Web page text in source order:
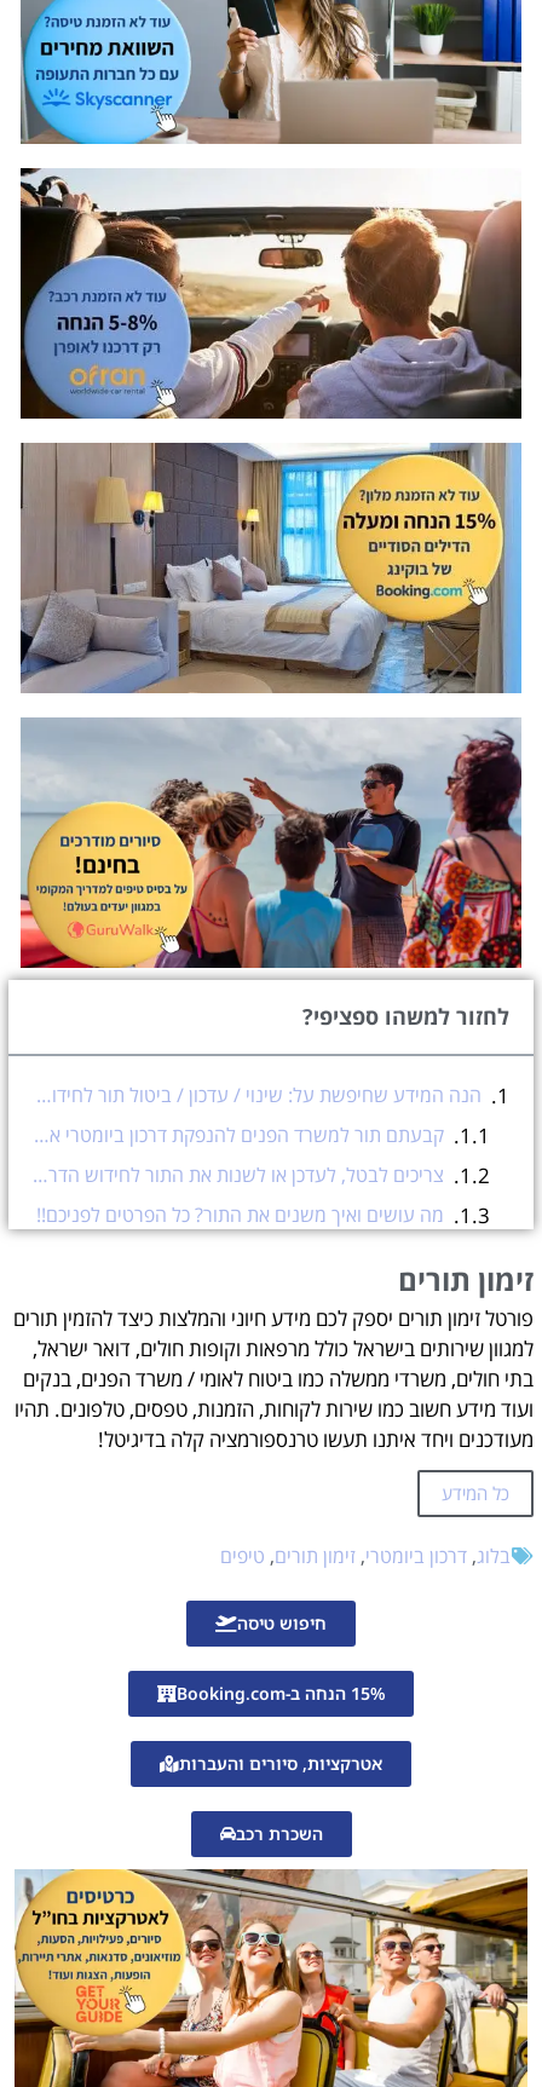
לחזור למשהו ספציפי?
הנה המידע שחיפשת על: שינוי / עדכון / ביטול תור לחידוש דרכון ביומטרי במשרד הפנים
קבעתם תור למשרד הפנים להנפקת דרכון ביומטרי או תור חידוש דרכון ישן לדרכון ביומטרי ושכחתם מתי התור שלכם בסניף משרד הפנים?
צריכים לבטל, לעדכן או לשנות את התור לחידוש הדרכון הביומטרי במשרד הפנים?
מה עושים ואיך משנים את התור? כל הפרטים לפניכם!!
שלב 2
שלב 3
מדריך מקוצר
איך אפשר לשנות או לבטל תור שקבעתי למשרד הפנים לחידוש דרכון ביומטרי?
ביטול תור משרד הפנים
שינוי תור משרד הפנים
עזרה בהזמנת תורים אונליין?
זימון תורים
פורטל זימון תורים יספק לכם מידע חיוני והמלצות כיצד להזמין תורים
למגוון שירותים בישראל כולל מרפאות וקופות חולים, דואר ישראל,
בתי חולים, משרדי ממשלה כמו ביטוח לאומי / משרד הפנים, בנקים
ועוד מידע חשוב כמו שירות לקוחות, הזמנות, טפסים, טלפונים. תהיו
מעודכנים ויחד איתנו תעשו טרנספורמציה קלה בדיגיטל!
כל המידע
בלוג, דרכון ביומטרי, זימון תורים, טיפים
חיפוש טיסה
15% הנחה ב-Booking.com
אטרקציות, סיורים והעברות
השכרת רכב